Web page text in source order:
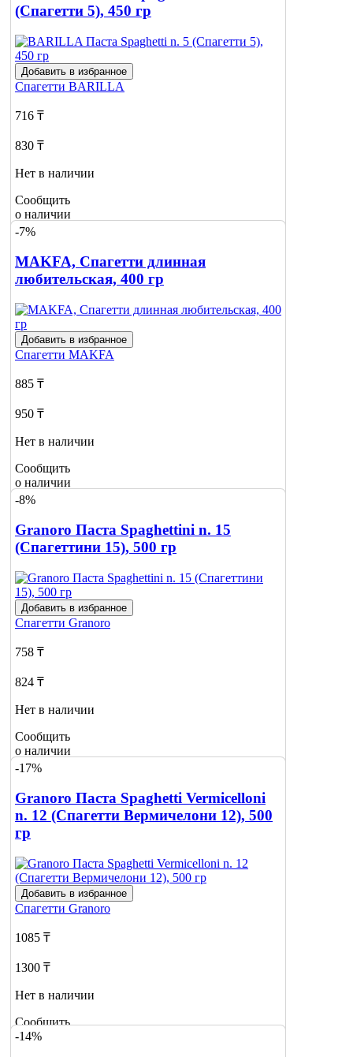
(Спагетти 5), 450 гр
Добавить в избранное
Спагетти BARILLA
716 ₸
830 ₸
Нет в наличии
Сообщить
о наличии
1
-7%
MAKFA, Спагетти длинная
любительская, 400 гр
Добавить в избранное
Спагетти MAKFA
885 ₸
950 ₸
Нет в наличии
Сообщить
о наличии
-8%
Granoro Паста Spaghettini n. 15
(Спагеттини 15), 500 гр
Добавить в избранное
Спагетти Granoro
758 ₸
824 ₸
Нет в наличии
Сообщить
о наличии
-17%
Granoro Паста Spaghetti Vermicelloni
n. 12 (Спагетти Вермичелони 12), 500
гр
Добавить в избранное
Спагетти Granoro
1085 ₸
1300 ₸
Нет в наличии
Сообщить
о наличии
-14%